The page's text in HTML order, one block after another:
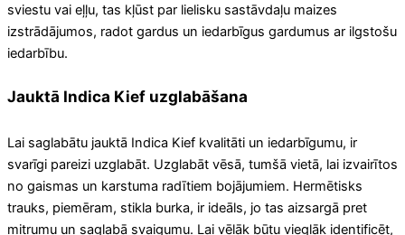
sviestu vai eļļu, tas kļūst par lielisku sastāvdaļu maizes
izstrādājumos, radot gardus un iedarbīgus gardumus ar ilgstošu
iedarbību.
Jauktā Indica Kief uzglabāšana
Lai saglabātu jauktā Indica Kief kvalitāti un iedarbīgumu, ir
svarīgi pareizi uzglabāt. Uzglabāt vēsā, tumšā vietā, lai izvairītos
no gaismas un karstuma radītiem bojājumiem. Hermētisks
trauks, piemēram, stikla burka, ir ideāls, jo tas aizsargā pret
mitrumu un saglabā svaigumu. Lai vēlāk būtu vieglāk identificēt,